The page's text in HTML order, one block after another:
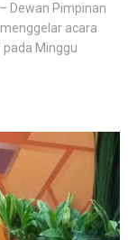
Dewan Pimpinan
acara
pada Minggu